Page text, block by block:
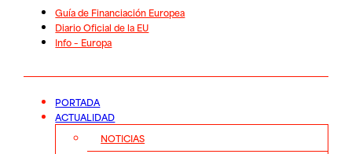
Guía de Financiación Europea
Diario Oficial de la EU
Info – Europa
PORTADA
ACTUALIDAD
NOTICIAS